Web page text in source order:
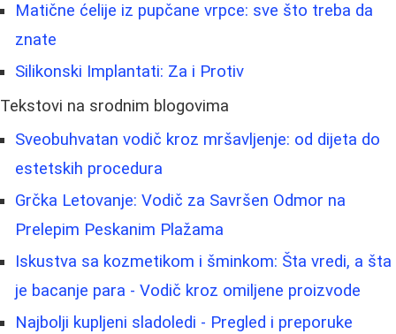
Matične ćelije iz pupčane vrpce: sve što treba da
znate
Silikonski Implantati: Za i Protiv
Tekstovi na srodnim blogovima
Sveobuhvatan vodič kroz mršavljenje: od dijeta do
estetskih procedura
Grčka Letovanje: Vodič za Savršen Odmor na
Prelepim Peskanim Plažama
Iskustva sa kozmetikom i šminkom: Šta vredi, a šta
je bacanje para - Vodič kroz omiljene proizvode
Najbolji kupljeni sladoledi - Pregled i preporuke